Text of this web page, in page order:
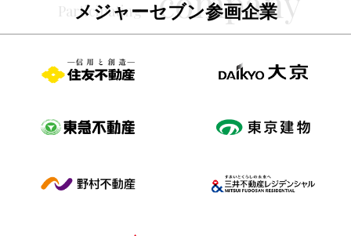
メジャーセブン参画企業